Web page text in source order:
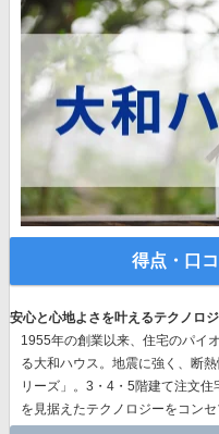
得点・口
安心と心地よさを叶えるテクノロ
1955年の創業以来、 住宅のパイ
る大和ハウス。地震に強く、断
リーズ」。3・4・5階建て注文住
を見据えたテクノロジーをコン